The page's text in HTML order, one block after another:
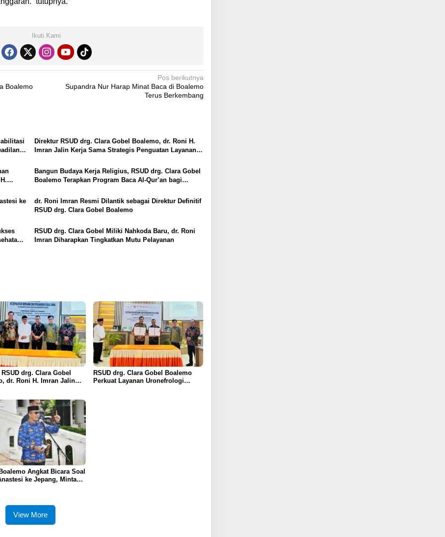
Ikuti Kami
Boalemo
Pos berikutnya
Supandra Nur Harap Minat Baca di Boalemo
Terus Berkembang
Direktur RSUD drg. Clara Gobel Boalemo, dr. Roni H.
Imran Jalin Kerja Sama Strategis Penguatan Layanan
Bangun Budaya Kerja Religius, RSUD drg. Clara Gobel
Boalemo Terapkan Program Baca Al-Qur’an bagi
ke
dr. Roni Imran Resmi Dilantik sebagai Direktur Definitif
RSUD drg. Clara Gobel Boalemo
RSUD drg. Clara Gobel Miliki Nahkoda Baru, dr. Roni
Imran Diharapkan Tingkatkan Mutu Pelayanan
drg. Clara Gobel
dr. Roni H. Imran Jalin
RSUD drg. Clara Gobel Boalemo
Perkuat Layanan Uronefrologi
Angkat Bicara Soal
ke Jepang, Minta
View More